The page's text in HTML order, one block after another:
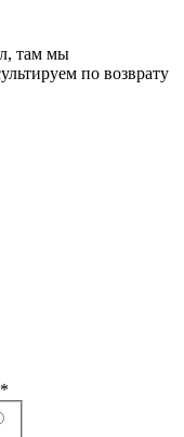
там мы
по возврату